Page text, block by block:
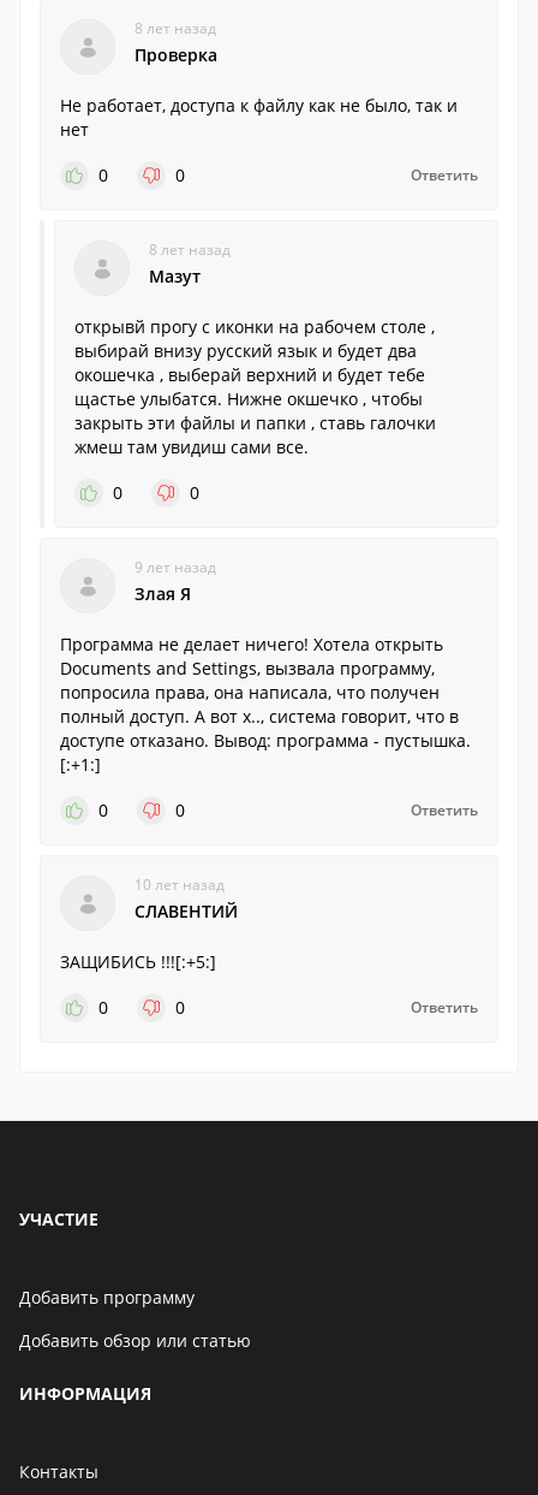
8 лет назад
Проверка
Не работает, доступа к файлу как не было, так и
нет
0
0 Ответить
8 лет назад
Мазут
открывй прогу с иконки на рабочем столе ,
выбирай внизу русский язык и будет два
окошечка , выберай верхний и будет тебе
щастье улыбатся. Нижне окшечко , чтобы
закрыть эти файлы и папки , ставь галочки
жмеш там увидиш сами все.
0
0
9 лет назад
Злая Я
Программа не делает ничего! Хотела открыть
Documents and Settings, вызвала программу,
попросила права, она написала, что получен
полный доступ. А вот х.., система говорит, что в
доступе отказано. Вывод: программа - пустышка.
[:+1:]
0
0 Ответить
10 лет назад
СЛАВЕНТИЙ
ЗАЩИБИСЬ !!![:+5:]
0
0 Ответить
УЧАСТИЕ
Добавить программу
Добавить обзор или статью
ИНФОРМАЦИЯ
Контакты